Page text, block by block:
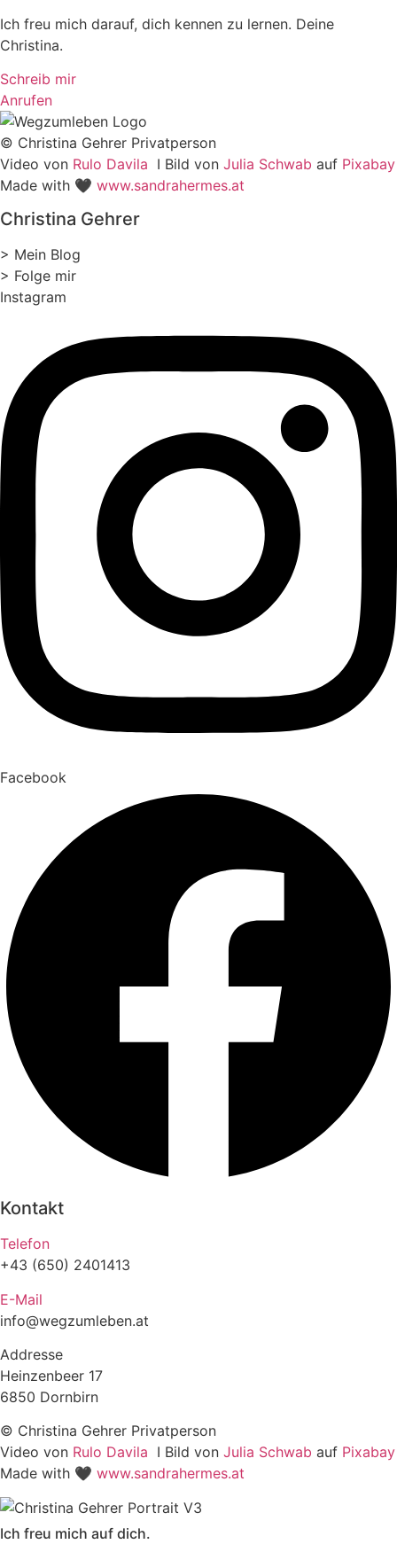
Ich freu mich darauf, dich kennen zu lernen. Deine
Christina.
Schreib mir
Anrufen
© Christina Gehrer Privatperson
Video von Rulo Davila I Bild von Julia Schwab auf Pixabay
Made with 🖤 www.sandrahermes.at
Christina Gehrer
> Mein Blog
> Folge mir
Instagram
Facebook
Kontakt
Telefon
+43 (650) 2401413
E-Mail
info@wegzumleben.at
Addresse
Heinzenbeer 17
6850 Dornbirn
© Christina Gehrer Privatperson
Video von Rulo Davila I Bild von Julia Schwab auf Pixabay
Made with 🖤 www.sandrahermes.at
Ich freu mich auf dich.